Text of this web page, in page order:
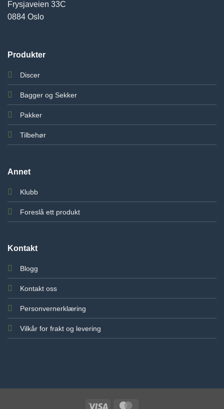
Frysjaveien 33C
0884 Oslo
Produkter
Discer
Bagger og Sekker
Pakker
Tilbehør
Annet
Klubb
Foreslå ett produkt
Kontakt
Blogg
Kontakt oss
Personvernerklæring
Vilkår for frakt og levering
Visa